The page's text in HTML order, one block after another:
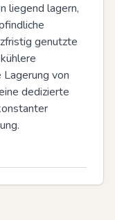
liegend lagern,
genutzte
Lagerung von
dedizierte